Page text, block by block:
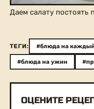
Даем салату постоять
ТЕГИ: #блюда на
#блюда на ужин
ОЦЕНИТЕ